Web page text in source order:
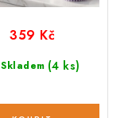
Skladem (4 ks)
359 Kč